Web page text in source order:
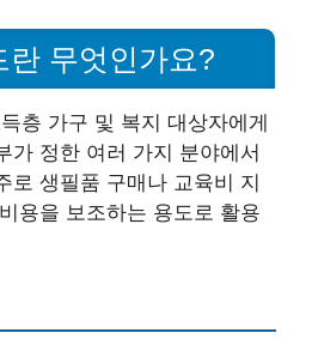
란 무엇인가요?
층 가구 및 복지 대상자에게
가 정한 여러 가지 분야에서
로 생필품 구매나 교육비 지
용을 보조하는 용도로 활용